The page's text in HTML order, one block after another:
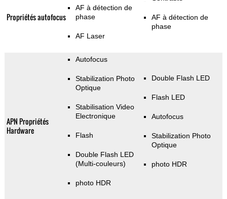
Propriétés autofocus
AF à détection de
phase
AF Laser
AF à détection de
phase
APN Propriétés
Hardware
Autofocus
Stabilization Photo
Optique
Stabilisation Video
Electronique
Flash
Double Flash LED
(Multi-couleurs)
photo HDR
Double Flash LED
Flash LED
Autofocus
Stabilization Photo
Optique
photo HDR